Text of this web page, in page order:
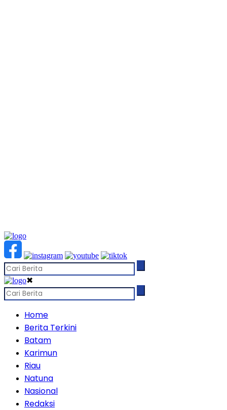
✖
Home
Berita Terkini
Batam
Karimun
Riau
Natuna
Nasional
Redaksi